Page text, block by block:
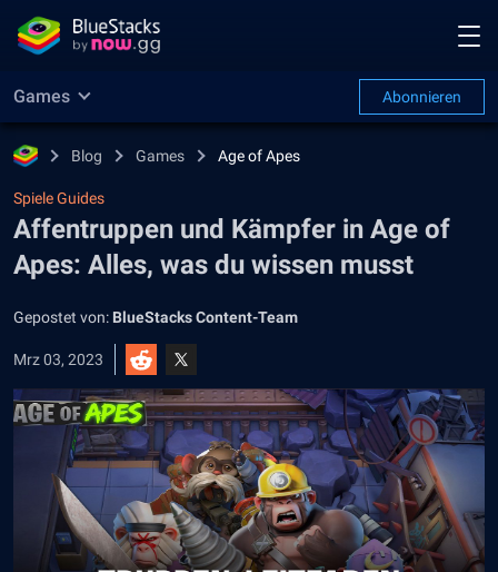
Games Abonnieren
Blog Games Age of Apes
Spiele Guides
Affentruppen und Kämpfer in Age of
Apes: Alles, was du wissen musst
Gepostet von: BlueStacks Content-Team
Mrz 03, 2023